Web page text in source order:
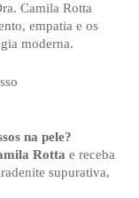
Camila Rotta
empatia e os
moderna.
na pele?
Rotta e receba
supurativa,